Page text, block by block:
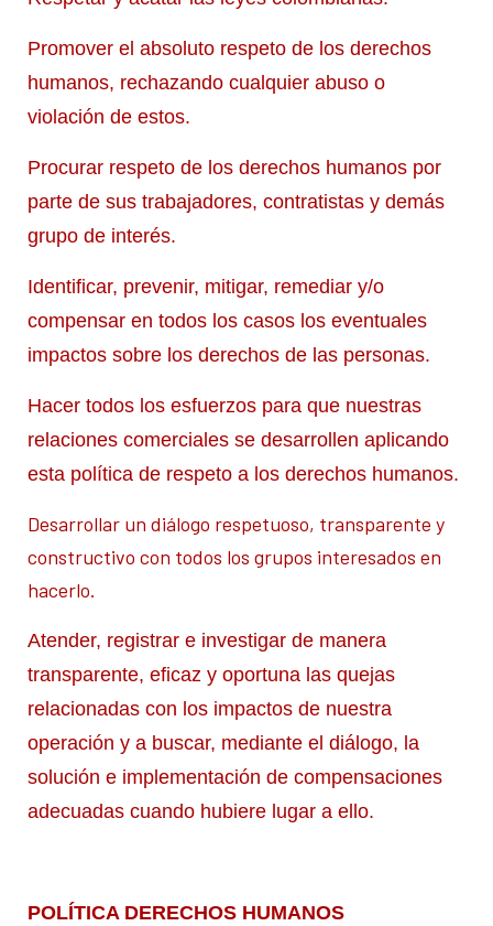
Promover el absoluto respeto de los derechos
humanos, rechazando cualquier abuso o
violación de estos.
Procurar respeto de los derechos humanos por
parte de sus trabajadores, contratistas y demás
grupo de interés.
Identificar, prevenir, mitigar, remediar y/o
compensar en todos los casos los eventuales
impactos sobre los derechos de las personas.
Hacer todos los esfuerzos para que nuestras
relaciones comerciales se desarrollen aplicando
esta política de respeto a los derechos humanos.
Desarrollar un diálogo respetuoso, transparente y
constructivo con todos los grupos interesados en
hacerlo.
Atender, registrar e investigar de manera
transparente, eficaz y oportuna las quejas
relacionadas con los impactos de nuestra
operación y a buscar, mediante el diálogo, la
solución e implementación de compensaciones
adecuadas cuando hubiere lugar a ello.
POLÍTICA DERECHOS HUMANOS